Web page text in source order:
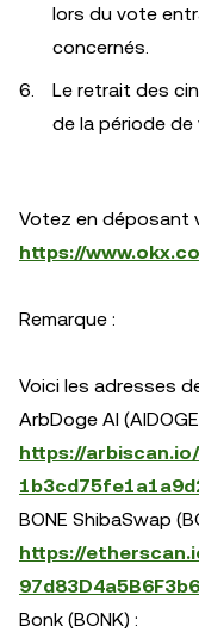
lors du vote
concernés.
Le retrait des
de la période de
Votez en déposant
https://
Remarque :
Voici les adresses
ArbDoge AI
https://
BONE ShibaSwap
https://
Bonk (BONK) :